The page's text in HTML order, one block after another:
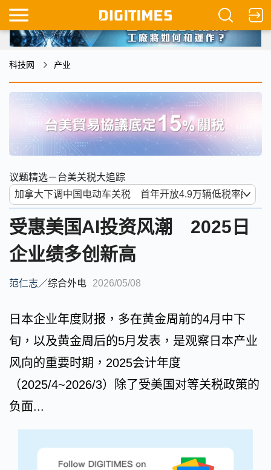
科技网 产业
议题精选－台美关税大追踪
受惠美国AI投资风潮 2025日
企业绩多创新高
范仁志／综合外电 2026/05/08
日本企业年度财报，多在黄金周前的4月中下
旬，以及黄金周后的5月发表，是观察日本产业
风向的重要时期，2025会计年度
（2025/4~2026/3）除了受美国对等关税政策的
负面...